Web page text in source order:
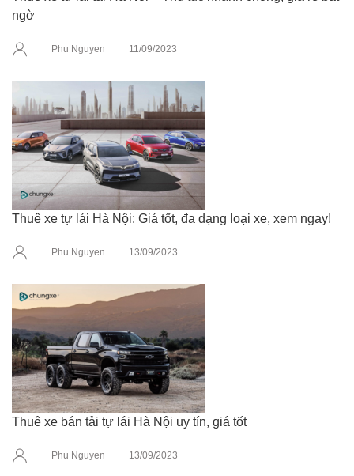
ngờ
Phu Nguyen 11/09/2023
Thuê xe tự lái Hà Nội: Giá tốt, đa dạng loại xe, xem ngay!
Phu Nguyen 13/09/2023
Thuê xe bán tải tự lái Hà Nội uy tín, giá tốt
Phu Nguyen 13/09/2023